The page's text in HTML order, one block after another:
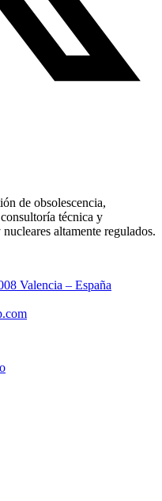
de obsolescencia,
técnica y
altamente regulados.
Valencia – España